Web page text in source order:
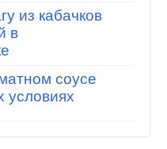
из кабачков
в
соусе
условиях